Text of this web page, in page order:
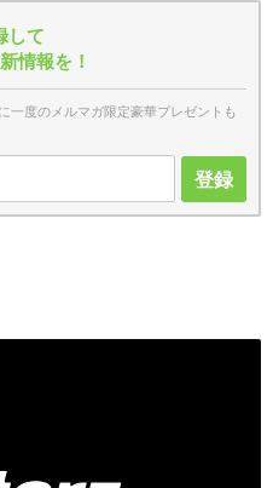
して
情報を！
一度のメルマガ限定豪華プレゼントも
登録